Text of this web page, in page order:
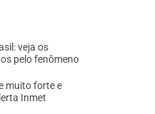
veja os
pelo fenômeno
muito forte e
Inmet